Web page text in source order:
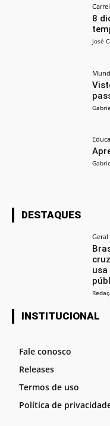
8
José
DESTAQUES
Geral
INSTITUCIONAL
Fale conosco
Releases
Termos de uso
Política de